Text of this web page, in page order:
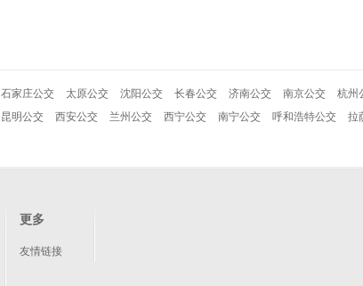
石家庄公交 太原公交 沈阳公交 长春公交 济南公交 南京公交
杭州
昆明公交 西安公交 兰州公交 西宁公交 南宁公交 呼和浩特公交
拉
更多
友情链接